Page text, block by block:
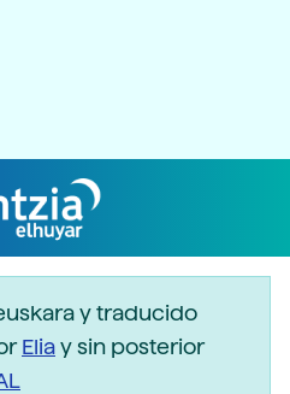
y traducido
Eliay sin posterior